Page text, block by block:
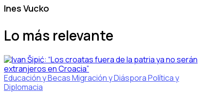
Ines Vucko
Lo más relevante
Educación y BecasMigración y DiásporaPolítica y
Diplomacia